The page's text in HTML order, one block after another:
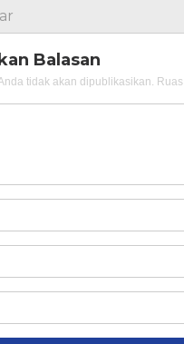
Balasan
tidak akan dipublikasikan.